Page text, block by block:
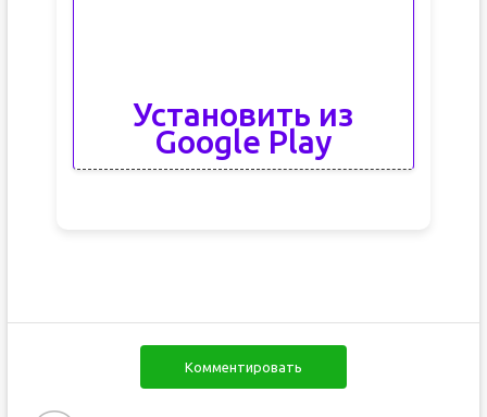
Установить из
Google Play
Комментировать